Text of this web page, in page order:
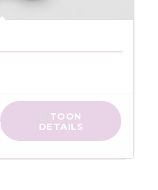
TOON
DETAILS